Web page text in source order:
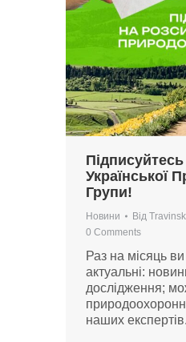
Української
Групи!
Новини Від
0 Comments
Раз на місяць
актуальні:
дослідження;
наших експертів.